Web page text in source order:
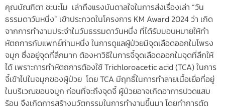
คุณบัณฑิตา ชะนะโม เล่าถึงแรงบันดาลใจในการส่งเรื่องเล่า “วัน
ธรรมดาวันหนึ่ง” เข้าประกวดในโครงการ KM Award 2024 ว่า เกิด
จากการทำงานประจำในวันธรรมดาวันหนึ่ง ที่ได้รับมอบหมายให้ทำ
หัตถการกับแพทย์ท่านหนึ่ง ในการดูแลผู้ป่วยมีจุดเลือดออกในโพรง
จมูก ซึ่งอยู่จุดที่ลึกมาก ต้องหาวิธีในการจี้จุดเลือดออกในจุดที่ลึกให้
ได้ เพราะการทำหัตถการต้องใช้ Trichloroacetic acid (TCA) ในการ
จี้เข้าไปในจมูกของผู้ป่วย โดย TCA มีฤทธิ์ในการทำลายเนื้อเยื่อที่อยู่
ในบริเวณขอบจมูก ก่อนที่จะถึงจุดจี้ ผู้ป่วยอาจเกิดอาการปวดแสบ
ร้อน จึงเกิดการสร้างนวัตกรรมในการทำงานขึ้นมา โดยทำการตัด